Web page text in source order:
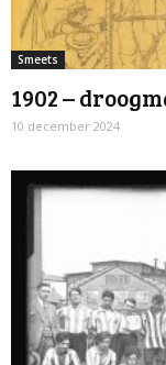
Smeets
1902 –
10 december 2024